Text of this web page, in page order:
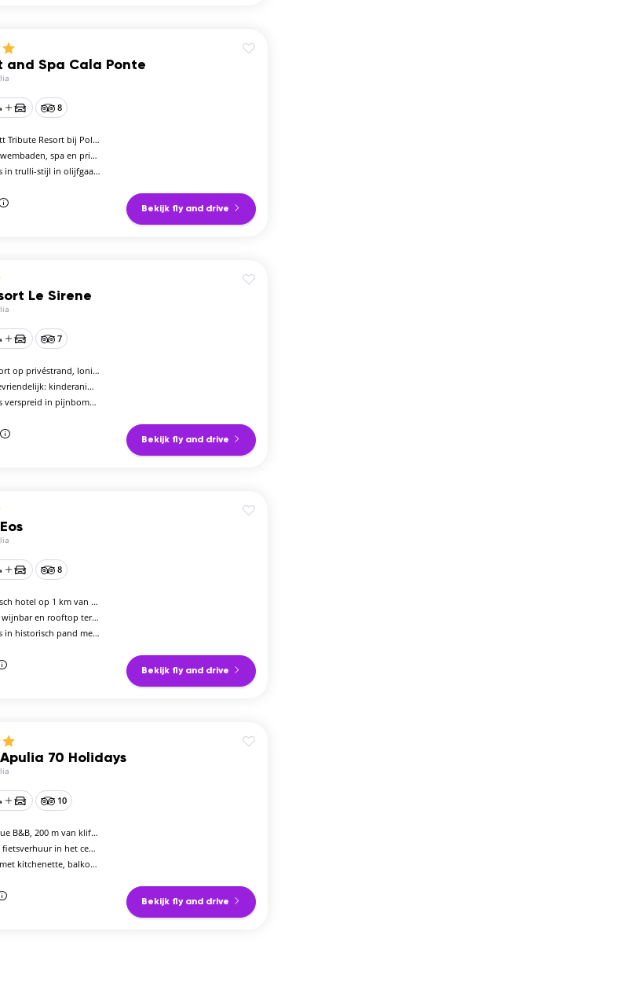
and Spa Cala Ponte
8
Resort bij Polignano a Mare
spa en private marina
trulli-stijl in olijfgaardlandschap
Bekijk fly and drive
Le Sirene
7
privéstrand, Ionische kust Gallipoli
kinderanimatie en watersport
in pijnbomenbos
Bekijk fly and drive
8
op 1 km van centrum Lecce
en rooftop terras
pand met barokse decoratie
Bekijk fly and drive
70 Holidays
10
200 m van kliftpromenade Polignano
in het centrum
kitchenette, balkon en zeezicht
Bekijk fly and drive